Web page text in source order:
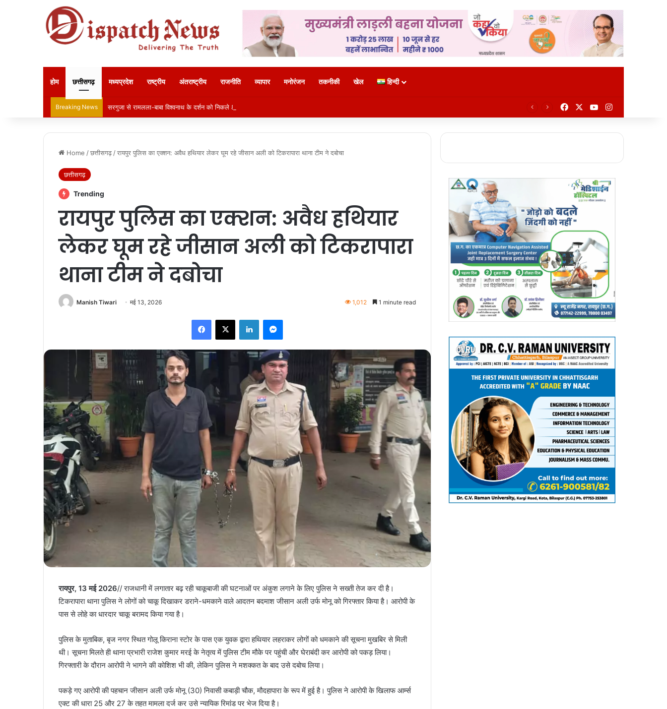
होम छत्तीसगढ़ मध्यप्रदेश राष्ट्रीय अंतराष्ट्रीय राजनीति व्यापार मनोरंजन तकनीकी खेल हिन्दी
Breaking News सरगुजा से रामलला-बाबा विश्वनाथ के दर्शन को निकले 850 श्रद्धालु: भारत गौरव ट्रेन को हरी झंडी, बुजुर्ग बोले—‘सपना हुआ साकार’ FacebookYouTubeInstagram
Home /छत्तीसगढ़ /रायपुर पुलिस का एक्शन: अवैध हथियार लेकर घूम रहे जीसान अली को टिकरापारा थाना टीम ने दबोचा
छत्तीसगढ़
Trending
रायपुर पुलिस का एक्शन: अवैध हथियार
लेकर घूम रहे जीसान अली को टिकरापारा
थाना टीम ने दबोचा
Manish Tiwari मई 13, 2026 1,012 1 minute read
Facebook
X LinkedInMessenger
रायपुर, 13 मई 2026// राजधानी में लगातार बढ़ रही चाकूबाजी की घटनाओं पर अंकुश लगाने के लिए पुलिस ने सख्ती तेज कर दी है।
टिकरापारा थाना पुलिस ने लोगों को चाकू दिखाकर डराने-धमकाने वाले आदतन बदमाश जीसान अली उर्फ मोनू को गिरफ्तार किया है। आरोपी के
पास से लोहे का धारदार चाकू बरामद किया गया है।
पुलिस के मुताबिक, बृज नगर स्थित गोलू किराना स्टोर के पास एक युवक द्वारा हथियार लहराकर लोगों को धमकाने की सूचना मुखबिर से मिली
थी। सूचना मिलते ही थाना प्रभारी राजेश कुमार मरई के नेतृत्व में पुलिस टीम मौके पर पहुंची और घेराबंदी कर आरोपी को पकड़ लिया।
गिरफ्तारी के दौरान आरोपी ने भागने की कोशिश भी की, लेकिन पुलिस ने मशक्कत के बाद उसे दबोच लिया।
पकड़े गए आरोपी की पहचान जीसान अली उर्फ मोनू (30) निवासी कबाड़ी चौक, मौदहापारा के रूप में हुई है। पुलिस ने आरोपी के खिलाफ आर्म्स
एक्ट की धारा 25 और 27 के तहत मामला दर्ज कर उसे न्यायिक रिमांड पर भेज दिया है।